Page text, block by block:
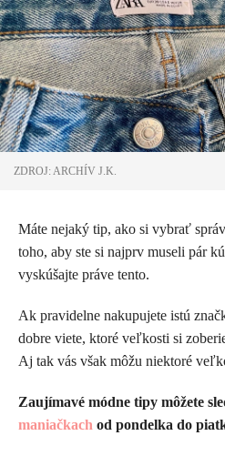
ZDROJ: ARCHÍV J.K.
Máte nejaký tip, ako si vybrať
toho, aby ste si najprv museli pár
vyskúšajte práve tento.
Ak pravidelne nakupujete istú
dobre viete, ktoré veľkosti si
Aj tak vás však môžu niektoré
Zaujímavé módne tipy môžete
maniačkach od pondelka do